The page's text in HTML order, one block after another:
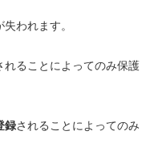
われます。
れることによってのみ保護
録されることによってのみ